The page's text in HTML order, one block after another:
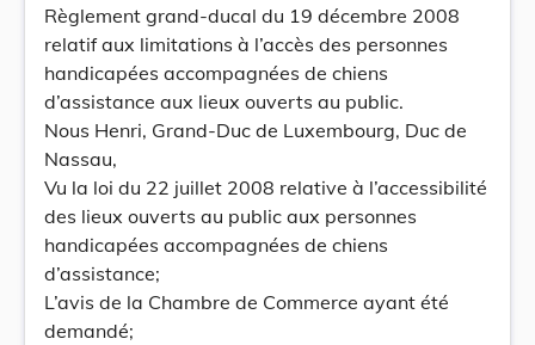
Règlement grand-ducal du 19 décembre 2008
relatif aux limitations à l’accès des personnes
handicapées accompagnées de chiens
d’assistance aux lieux ouverts au public.
Nous Henri, Grand-Duc de Luxembourg, Duc de
Nassau,
Vu la loi du 22 juillet 2008 relative à l’accessibilité
des lieux ouverts au public aux personnes
handicapées accompagnées de chiens
d’assistance;
L’avis de la Chambre de Commerce ayant été
demandé;